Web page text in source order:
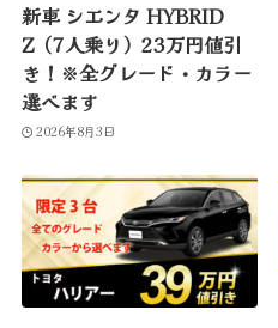
新車 シエンタ HYBRID
Z（7人乗り）23万円値引
き！※全グレード・カラー
選べます
2026年8月3日